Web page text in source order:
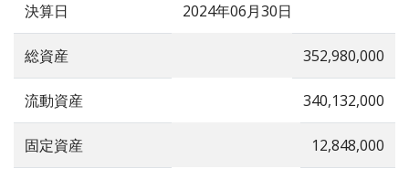
決算日 2024年06月30日
総資産 352,980,000
流動資産 340,132,000
固定資産 12,848,000